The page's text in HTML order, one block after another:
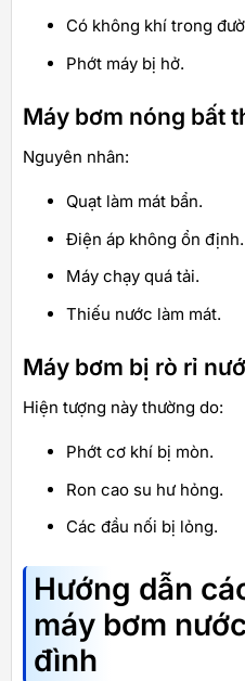
Có không khí trong
Phớt máy bị hở.
Máy bơm nóng bất
Nguyên nhân:
Quạt làm mát bẩn.
Điện áp không ổn định.
Máy chạy quá tải.
Thiếu nước làm mát.
Máy bơm bị rò rỉ
Hiện tượng này thường do:
Phớt cơ khí bị mòn.
Ron cao su hư hỏng.
Các đầu nối bị lỏng.
Hướng dẫn
máy bơm
đình